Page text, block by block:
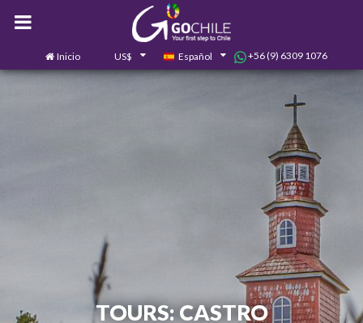
Inicio US$ Español +56 (9) 6309 1076
TOURS: CASTRO